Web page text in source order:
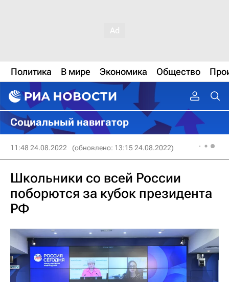
Политика В мире Экономика Общество
Социальный навигатор
11:48 24.08.2022 (обновлено: 13:15 24.08.2022)
Школьники со всей России
поборются за кубок президента
РФ